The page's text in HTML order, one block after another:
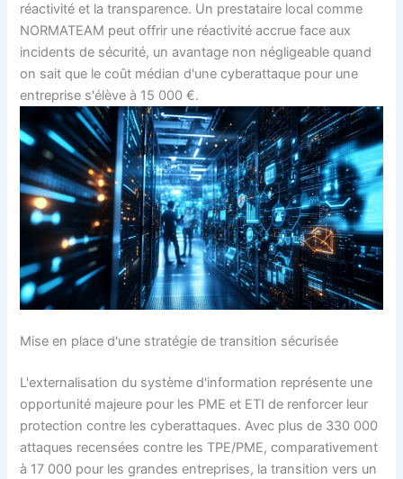
réactivité et la transparence. Un prestataire local comme
NORMATEAM peut offrir une réactivité accrue face aux
incidents de sécurité, un avantage non négligeable quand
on sait que le coût médian d'une cyberattaque pour une
entreprise s'élève à 15 000 €.
Mise en place d'une stratégie de transition sécurisée
L'externalisation du système d'information représente une
opportunité majeure pour les PME et ETI de renforcer leur
protection contre les cyberattaques. Avec plus de 330 000
attaques recensées contre les TPE/PME, comparativement
à 17 000 pour les grandes entreprises, la transition vers un